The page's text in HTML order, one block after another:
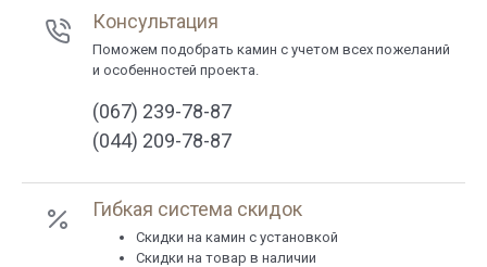
Консультация
Поможем подобрать камин с учетом всех пожеланий
и особенностей проекта.
(067) 239-78-87
(044) 209-78-87
Гибкая система скидок
Cкидки на камин с установкой
Скидки на товар в наличии